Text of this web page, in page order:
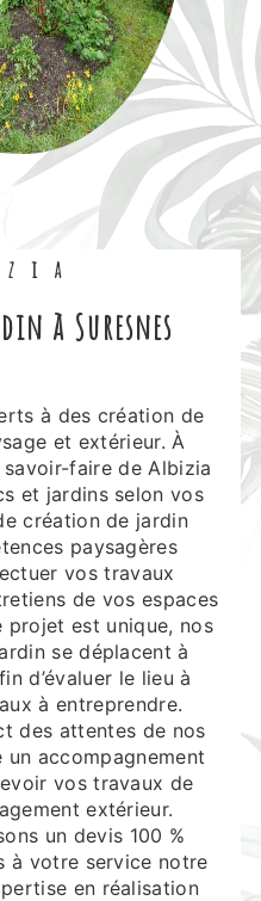
à Suresnes
et extérieur. À
faire de Albizia
et jardins selon vos
création de jardin
paysagères
vos travaux
de vos espaces
projet est unique, nos
se déplacent à
d’évaluer le lieu à
à entreprendre.
des attentes de nos
accompagnement
vos travaux de
extérieur.
un devis 100 %
à votre service notre
en réalisation